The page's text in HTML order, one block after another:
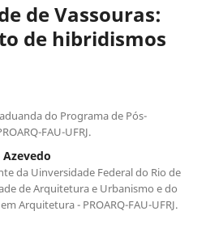
de Vassouras:
de hibridismos
do Programa de Pós-
FAU-UFRJ.
da Uinversidade Federal do Rio de
de Arquitetura e Urbanismo e do
Arquitetura - PROARQ-FAU-UFRJ.